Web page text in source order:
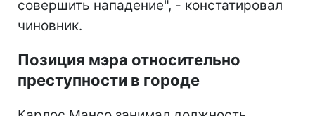
совершить нападение", - констатировал
чиновник.
Позиция мэра относительно
преступности в городе